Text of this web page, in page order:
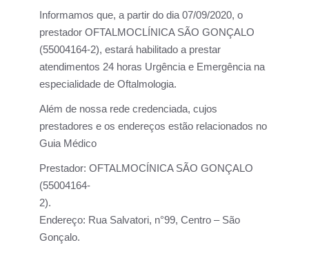
Informamos que, a partir do dia07/09/2020, o
prestador OFTALMOCLÍNICA SÃO GONÇALO
(55004164-2), estará habilitado a prestar
atendimentos 24 horas Urgência e Emergência na
especialidade de Oftalmologia.
Além de nossa rede credenciada, cujos
prestadores e os endereços estão relacionados no
Guia Médico
Prestador: OFTALMOCÍNICA SÃO GONÇALO
(55004164-
2).
Endereço: Rua Salvatori, n°99, Centro – São
Gonçalo.